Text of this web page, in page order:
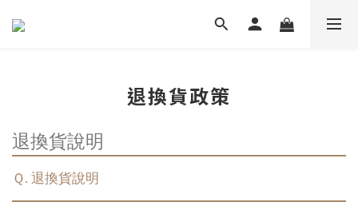
退換貨政策
退換貨說明
Ｑ. 退換貨說明